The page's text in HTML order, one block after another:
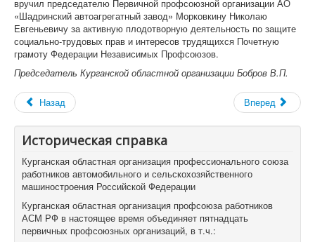
вручил председателю Первичной профсоюзной организации АО
«Шадринский автоагрегатный завод» Морковкину Николаю
Евгеньевичу за активную плодотворную деятельность по защите
социально-трудовых прав и интересов трудящихся Почетную
грамоту Федерации Независимых Профсоюзов.
Председатель Курганской областной организации Бобров В.П.
Назад Вперед
Историческая справка
Курганская областная организация профессионального союза
работников автомобильного и сельскохозяйственного
машиностроения Российской Федерации
Курганская областная организация профсоюза работников
АСМ РФ в настоящее время объединяет пятнадцать
первичных профсоюзных организаций, в т.ч.: